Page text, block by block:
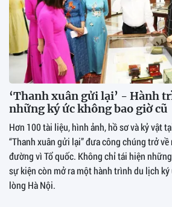
‘Thanh xuân gửi lại’ - Hành
những ký ức không bao giờ cũ
Hơn 100 tài liệu, hình ảnh, hồ sơ và kỷ vật
“Thanh xuân gửi lại” đưa công chúng trở
đường vì Tổ quốc. Không chỉ tái hiện
sự kiện còn mở ra một hành trình du lịch
lòng Hà Nội.